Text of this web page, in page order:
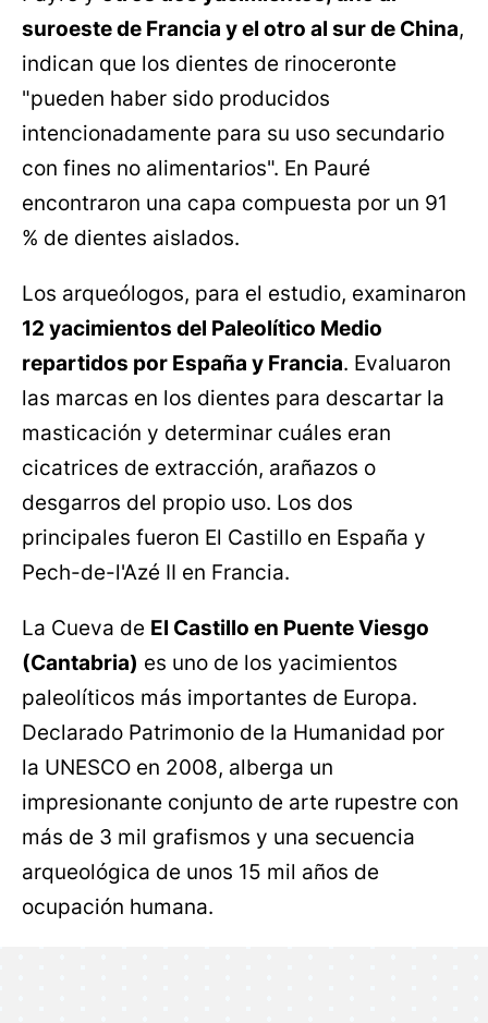
suroeste de Francia y el otro al sur de China,
indican que los dientes de rinoceronte
"pueden haber sido producidos
intencionadamente para su uso secundario
con fines no alimentarios". En Pauré
encontraron una capa compuesta por un 91
% de dientes aislados.
Los arqueólogos, para el estudio, examinaron
12 yacimientos del Paleolítico Medio
repartidos por España y Francia. Evaluaron
las marcas en los dientes para descartar la
masticación y determinar cuáles eran
cicatrices de extracción, arañazos o
desgarros del propio uso. Los dos
principales fueron El Castillo en España y
Pech-de-l'Azé II en Francia.
La Cueva de El Castillo en Puente Viesgo
(Cantabria) es uno de los yacimientos
paleolíticos más importantes de Europa.
Declarado Patrimonio de la Humanidad por
la UNESCO en 2008, alberga un
impresionante conjunto de arte rupestre con
más de 3 mil grafismos y una secuencia
arqueológica de unos 15 mil años de
ocupación humana.